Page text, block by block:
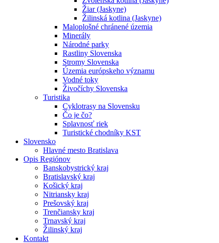
Žiar (Jaskyne)
Žilinská kotlina (Jaskyne)
Maloplošné chránené územia
Minerály
Národné parky
Rastliny Slovenska
Stromy Slovenska
Územia európskeho významu
Vodné toky
Živočíchy Slovenska
Turistika
Cyklotrasy na Slovensku
Čo je čo?
Splavnosť riek
Turistické chodníky KST
Slovensko
Hlavné mesto Bratislava
Opis Regiónov
Banskobystrický kraj
Bratislavský kraj
Košický kraj
Nitriansky kraj
Prešovský kraj
Trenčiansky kraj
Trnavský kraj
Žilinský kraj
Kontakt